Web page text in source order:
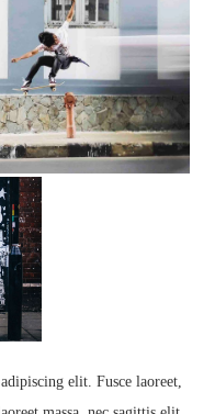
elit. Fusce laoreet,